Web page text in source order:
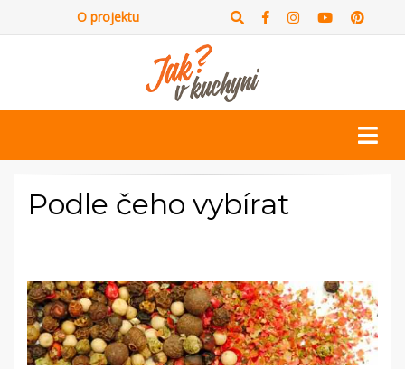
O projektu
Podle čeho vybírat